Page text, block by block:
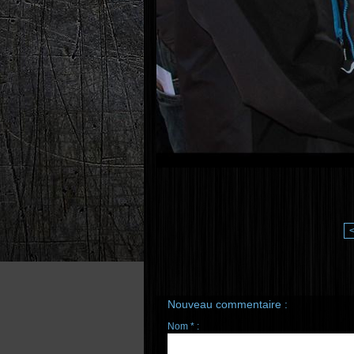
<
Nouveau commentaire :
Nom * :